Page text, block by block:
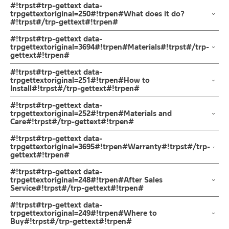
#!trpst#trp-gettext data-
trpgettextoriginal=250#!trpen#What does it do?
#!trpst#/trp-gettext#!trpen#
ก๊อกซิ้งค์น้ำเย็น ล้างจาน ผลิตจากสแตนเลส เกรด 304 สีด้าน | RA
A11021-777STN
ผลิตจากสแตนเลส เกรด 304 สีด้าน ทนทานแข็งแรง ต้านการกัดกร่อน
สูง และไม่ขึ้นสนิม ไม่เป็นรอยคราบน้ำออกแบบให้งวงก๊อกเป็นทรงตัว L
คอก๊อกน้ำสามารถปรับสวิง ซ้าย-ขวา หมุนได้อิสระ สะดวกต่อการใช้งาน
ในห้องครัว เพื่อการล้างสิ่งของหรือภาชนะ เป็นเรื่องง่ายและสะดวกมาก
ยิ่งขึ้นทำให้การล้างจานนั้นง่ายขึ้น สะดวกต่อการใช้งานในห้องครัว ก้าน
เปิด-ปิดแบบก้านโยก ตัวล็อกใต้ก๊อกคุณภาพดี ติดตั้งง่ายด้วยตัวล็อก
ฐานก็อกแบบใหม่ เป็นแกนทองเหลือง แข็งแรงทนทาน ใช้เพียงมือหมุน
ล็อค เพื่อเป็นการยืนยันความคงทนของวาล์วน้ำ
จึงกล้ารับประกัน 10 ปี เต็ม
#!trpst#trp-gettext data-
trpgettextoriginal=3694#!trpen#Materials#!trpst#/trp-
gettext#!trpen#
วัสดุผลิตจากแสตนเลส เกรด 304
ทนทานแข็งแรง ต้านการกัดกร่อนสูง และไม่ขึ้นสนิม
#!trpst#trp-gettext data-
trpgettextoriginal=251#!trpen#How to
Install#!trpst#/trp-gettext#!trpen#
ข้อแนะนำในการติดตั้งสำหรับ การติดตั้ง ก๊อกน้ำ วาล์วเปิดปิดน้ำ
ฝักบัว และ ชุดสายฉีดชำระ
สำหรับการติดตั้งใหม่ ให้ไล่ฝุ่น เศษทราย เศษท่อ ออกจากท่อน้ำก่อนติด
ตั้งสินค้า โดยปล่อยน้ำให้ไหลออกจากท่อนาน 1 นาที
เพื่อให้แรงน้ำพัดพาเศษละอองต่างๆ ออกจากท่อน้ำ มิเช่นนั้นสิ่งสกปรก
จะเข้าไปภายในสินค้าและสร้างความเสียหายได้
หากตรวจพบเศษละอองต่างๆในสินค้า จะไม่อยู่ในเงื่อนไขการรับประกัน
#!trpst#trp-gettext data-
trpgettextoriginal=252#!trpen#Materials and
Care#!trpst#/trp-gettext#!trpen#
คำแนะนำในการดูแลรักษาผลิตภัณฑ์
1. ไม่ทำสินค้าให้เกิดความเสียหายอื่น ๆ นอกจากการใช้งานปกติ เช่นไม่
ทำตก ไม่งัดหรือโยกสินค้าแรงๆ
2. ทำความสะอาดสินค้าโดยการใช้ผ้านุ่มๆชุบน้ำหมาดๆแล้วเช็ดให้แห้ง
3. ห้ามใช้สารเคมีที่มีฤทธิ์เป็นกรด ในการทำความสะอาด เนื่องจากผิว
ของสินค้าจะเสียหายได้
4. ห้ามใช้แปรง วัสดุแข็ง หยาบ ห้ามใช้ฝอยขัดทำความสะอาด ขัดหรือถู
บนตัวสินค้า ซึ่งจะสร้างความเสียหายให้เกิดขึ้นกับผิวของสินค้าได้
#!trpst#trp-gettext data-
trpgettextoriginal=3695#!trpen#Warranty#!trpst#/trp-
gettext#!trpen#
รับประกันไส้วาล์ว ไม่รั่วซึม 10 ปี
#!trpst#trp-gettext data-
trpgettextoriginal=248#!trpen#After Sales
Service#!trpst#/trp-gettext#!trpen#
ช่องทางออนไลน์
– Email: contact@charnpaiboon.com
– LINE: @Rasland
#!trpst#trp-gettext data-
trpgettextoriginal=249#!trpen#Where to
Buy#!trpst#/trp-gettext#!trpen#